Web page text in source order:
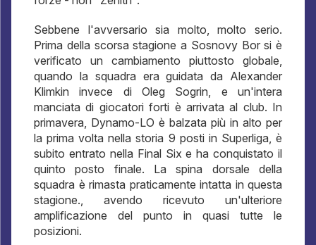
Sebbene l'avversario sia molto, molto serio.
Prima della scorsa stagione a Sosnovy Bor si è
verificato un cambiamento piuttosto globale,
quando la squadra era guidata da Alexander
Klimkin invece di Oleg Sogrin, e un'intera
manciata di giocatori forti è arrivata al club. In
primavera, Dynamo-LO è balzata più in alto per
la prima volta nella storia 9 posti in Superliga, è
subito entrato nella Final Six e ha conquistato il
quinto posto finale. La spina dorsale della
squadra è rimasta praticamente intatta in questa
stagione., avendo ricevuto un'ulteriore
amplificazione del punto in quasi tutte le
posizioni.